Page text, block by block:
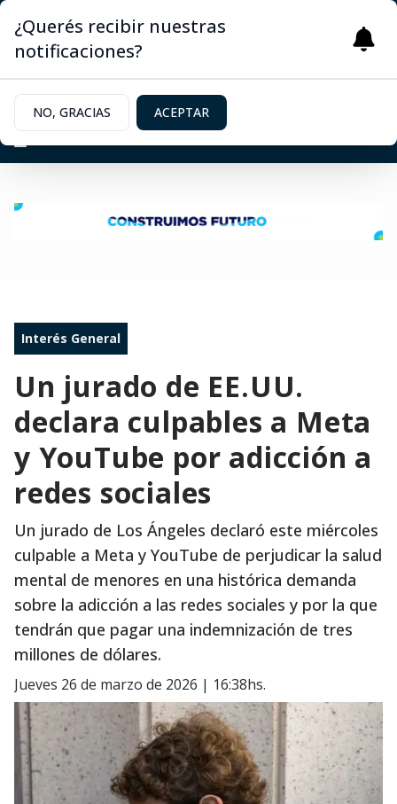
Interés General
Un jurado de EE.UU.
declara culpables a Meta
y YouTube por adicción a
redes sociales
Un jurado de Los Ángeles declaró este miércoles
culpable a Meta y YouTube de perjudicar la salud
mental de menores en una histórica demanda
sobre la adicción a las redes sociales y por la que
tendrán que pagar una indemnización de tres
millones de dólares.
jueves 26 de marzo de 2026 | 16:38hs.
¿Querés recibir nuestras
notificaciones?
NO, GRACIAS ACEPTAR